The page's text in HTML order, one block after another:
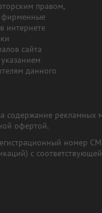
правом,
фирменные
интернете
сайта
данного
содержание рекламных
офертой.
с